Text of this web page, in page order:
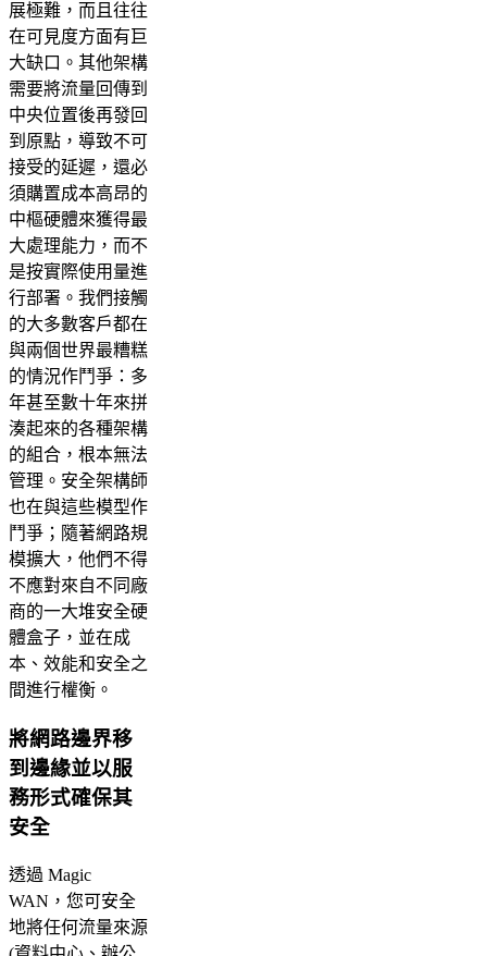
展極難，而且往往
在可見度方面有巨
大缺口。其他架構
需要將流量回傳到
中央位置後再發回
到原點，導致不可
接受的延遲，還必
須購置成本高昂的
中樞硬體來獲得最
大處理能力，而不
是按實際使用量進
行部署。我們接觸
的大多數客戶都在
與兩個世界最糟糕
的情況作鬥爭：多
年甚至數十年來拼
湊起來的各種架構
的組合，根本無法
管理。安全架構師
也在與這些模型作
鬥爭；隨著網路規
模擴大，他們不得
不應對來自不同廠
商的一大堆安全硬
體盒子，並在成
本、效能和安全之
間進行權衡。
將網路邊界移
到邊緣並以服
務形式確保其
安全
透過 Magic
WAN，您可安全
地將任何流量來源